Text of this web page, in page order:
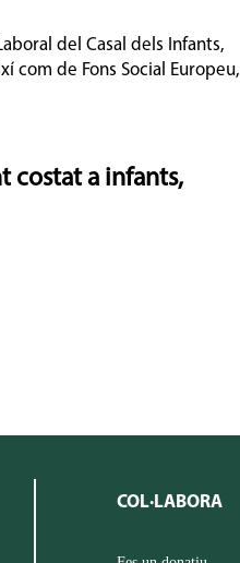
del Casal dels Infants,
com de Fons Social Europeu,
costat a infants,
COL·LABORA